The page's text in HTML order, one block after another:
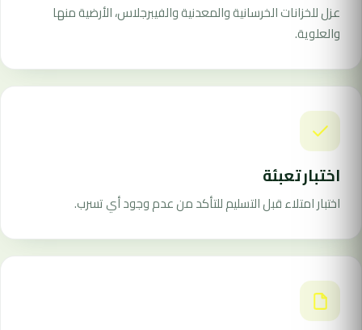
عزل للخزانات الخرسانية والمعدنية والفيبرجلاس، الأرضية منها
والعلوية.
اختبار تعبئة
اختبار امتلاء قبل التسليم للتأكد من عدم وجود أي تسرب.